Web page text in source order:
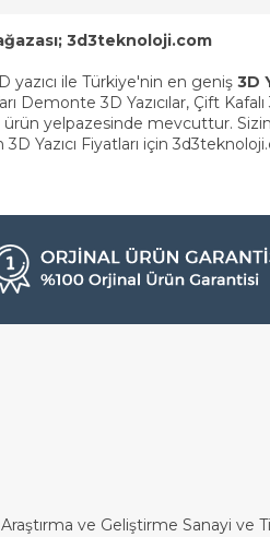
3d3teknoloji.com
yazıcı ile Türkiye'nin en geniş 3D
Demonte 3D Yazıcılar, Çift
ürün yelpazesinde mevcuttur.
Yazıcı Fiyatları için
ve Geliştirme Sanayi ve